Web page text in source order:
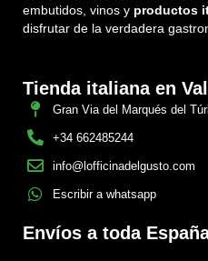
embutidos, vinos y productos
disfrutar de la verdadera
Tienda italiana en
Gran Via del Marqués del
+34 662485244
info@lofficinadelgusto.com
Escribir a whatsapp
Envíos a toda